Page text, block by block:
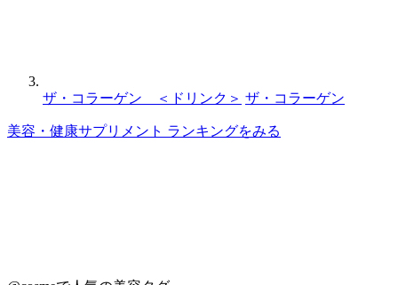
ザ・コラーゲン ＜ドリンク＞ ザ・コラーゲン
美容・健康サプリメント ランキングをみる